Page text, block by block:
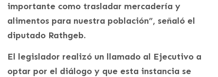
importante como trasladar mercadería y
alimentos para nuestra población”, señaló el
diputado Rathgeb.
El legislador realizó un llamado al Ejecutivo a
optar por el diálogo y que esta instancia se